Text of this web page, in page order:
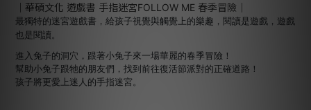
｜華碩文化 遊戲書 手指迷宮FOLLOW ME 春季冒險｜
最獨特的迷宮遊戲書，給孩子視覺與觸覺上的樂趣，閱讀是遊戲，遊戲
也是閱讀。
進入兔子的洞穴，跟著小兔子來一場華麗的春季冒險！
幫助小兔子跟牠的朋友們，找到前往復活節派對的正確道路！
孩子將更愛上迷人的手指迷宮。